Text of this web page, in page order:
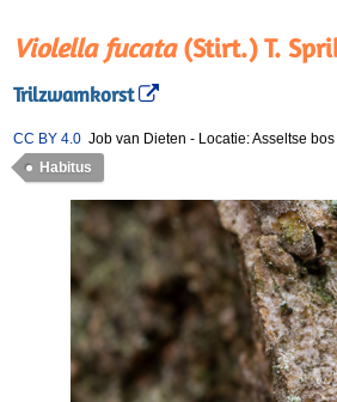
Violella fucata(Stirt.) T.
Trilzwamkorst
CC BY 4.0 Job van Dieten - Locatie: Asseltse
Habitus